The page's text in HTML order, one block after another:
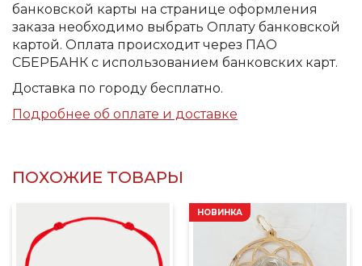
банковской карты на странице оформления
заказа необходимо выбрать Оплату банковской
картой. Оплата происходит через ПАО
СБЕРБАНК с использованием банковских карт.
Доставка по городу бесплатно.
Подробнее об оплате и доставке
ПОХОЖИЕ ТОВАРЫ
НОВИНКА